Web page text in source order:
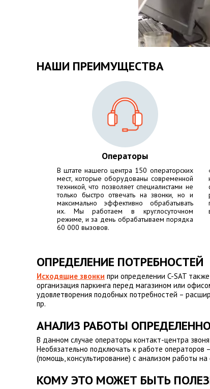
НАШИ ПРЕИМУЩЕСТВА
Операторы
В штате нашего центра 150 операторских
мест, которые оборудованы современной
техникой, что позволяет специалистами не
только быстро отвечать на звонки, но и
максимально эффективно обрабатывать
их. Мы работаем в круглосуточном
режиме, и за день обрабатываем порядка
60 000 вызовов.
ОПРЕДЕЛЕНИЕ ПОТРЕБНОСТЕЙ
Исходящие звонки при определении C-SAT
организация паркинга перед магазином или
удовлетворения подобных потребностей –
пр.
АНАЛИЗ РАБОТЫ
В данном случае операторы контакт-центра
Необязательно подключать к работе операторов
(помощь, консультирование) с анализом работы
КОМУ ЭТО МОЖЕТ БЫТЬ